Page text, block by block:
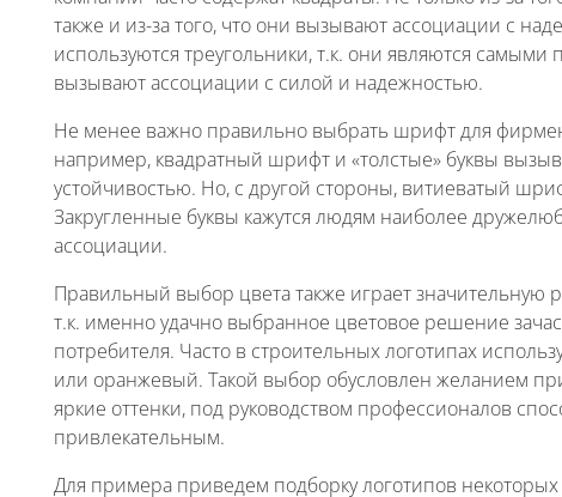
также и из-за того, что они вызывают ассоциации с
используются треугольники, т.к. они являются
вызывают ассоциации с силой и надежностью.
Не менее важно правильно выбрать шрифт для
например, квадратный шрифт и «толстые» буквы
устойчивостью. Но, с другой стороны, витиеватый
Закругленные буквы кажутся людям наиболее
ассоциации.
Правильный выбор цвета также играет значительную
т.к. именно удачно выбранное цветовое решение
потребителя. Часто в строительных логотипах
или оранжевый. Такой выбор обусловлен желанием
яркие оттенки, под руководством профессионалов
привлекательным.
Для примера приведем подборку логотипов